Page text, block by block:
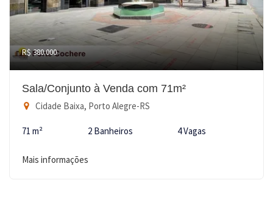
R$ 380.000
Sala/Conjunto à Venda com 71m²
Cidade Baixa, Porto Alegre-RS
71 m² 2 Banheiros 4 Vagas
Mais informações